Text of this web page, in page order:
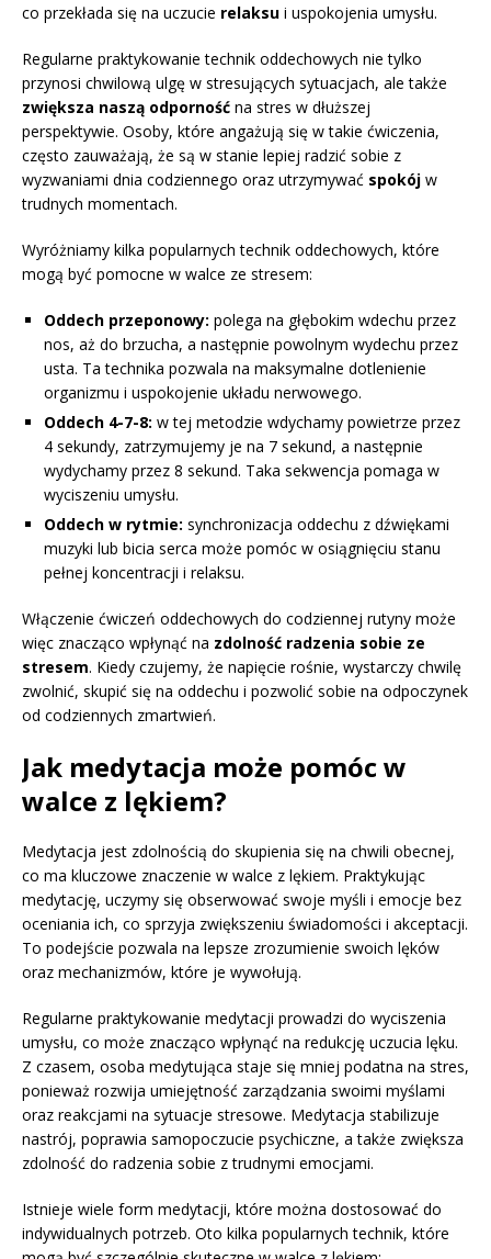
co przekłada się na uczucie relaksu i uspokojenia umysłu.
Regularne praktykowanie technik oddechowych nie tylko
przynosi chwilową ulgę w stresujących sytuacjach, ale także
zwiększa naszą odporność na stres w dłuższej
perspektywie. Osoby, które angażują się w takie ćwiczenia,
często zauważają, że są w stanie lepiej radzić sobie z
wyzwaniami dnia codziennego oraz utrzymywać spokój w
trudnych momentach.
Wyróżniamy kilka popularnych technik oddechowych, które
mogą być pomocne w walce ze stresem:
Oddech przeponowy: polega na głębokim wdechu przez
nos, aż do brzucha, a następnie powolnym wydechu przez
usta. Ta technika pozwala na maksymalne dotlenienie
organizmu i uspokojenie układu nerwowego.
Oddech 4-7-8: w tej metodzie wdychamy powietrze przez
4 sekundy, zatrzymujemy je na 7 sekund, a następnie
wydychamy przez 8 sekund. Taka sekwencja pomaga w
wyciszeniu umysłu.
Oddech w rytmie: synchronizacja oddechu z dźwiękami
muzyki lub bicia serca może pomóc w osiągnięciu stanu
pełnej koncentracji i relaksu.
Włączenie ćwiczeń oddechowych do codziennej rutyny może
więc znacząco wpłynąć na zdolność radzenia sobie ze
stresem. Kiedy czujemy, że napięcie rośnie, wystarczy chwilę
zwolnić, skupić się na oddechu i pozwolić sobie na odpoczynek
od codziennych zmartwień.
Jak medytacja może pomóc w
walce z lękiem?
Medytacja jest zdolnością do skupienia się na chwili obecnej,
co ma kluczowe znaczenie w walce z lękiem. Praktykując
medytację, uczymy się obserwować swoje myśli i emocje bez
oceniania ich, co sprzyja zwiększeniu świadomości i akceptacji.
To podejście pozwala na lepsze zrozumienie swoich lęków
oraz mechanizmów, które je wywołują.
Regularne praktykowanie medytacji prowadzi do wyciszenia
umysłu, co może znacząco wpłynąć na redukcję uczucia lęku.
Z czasem, osoba medytująca staje się mniej podatna na stres,
ponieważ rozwija umiejętność zarządzania swoimi myślami
oraz reakcjami na sytuacje stresowe. Medytacja stabilizuje
nastrój, poprawia samopoczucie psychiczne, a także zwiększa
zdolność do radzenia sobie z trudnymi emocjami.
Istnieje wiele form medytacji, które można dostosować do
indywidualnych potrzeb. Oto kilka popularnych technik, które